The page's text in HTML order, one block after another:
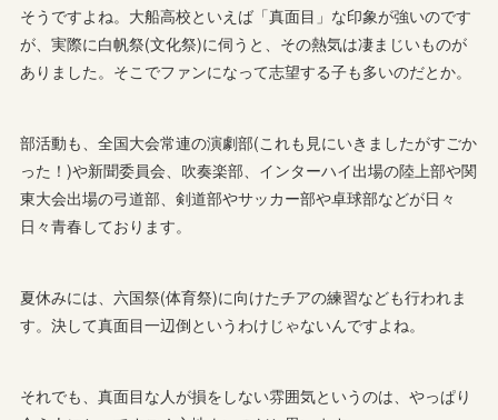
そうですよね。大船高校といえば「真面目」な印象が強いのです
が、実際に白帆祭(文化祭)に伺うと、その熱気は凄まじいものが
ありました。そこでファンになって志望する子も多いのだとか。
部活動も、全国大会常連の演劇部(これも見にいきましたがすごか
った！)や新聞委員会、吹奏楽部、インターハイ出場の陸上部や関
東大会出場の弓道部、剣道部やサッカー部や卓球部などが日々
日々青春しております。
夏休みには、六国祭(体育祭)に向けたチアの練習なども行われま
す。決して真面目一辺倒というわけじゃないんですよね。
それでも、真面目な人が損をしない雰囲気というのは、やっぱり